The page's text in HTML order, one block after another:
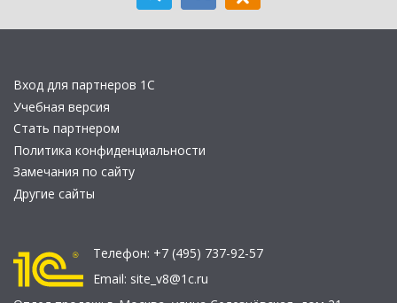
Вход для партнеров 1С
Учебная версия
Стать партнером
Политика конфиденциальности
Замечания по сайту
Другие сайты
Телефон: +7 (495) 737-92-57
Email: site_v8@1c.ru